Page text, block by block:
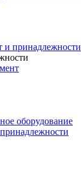
и принадлежности
оборудование